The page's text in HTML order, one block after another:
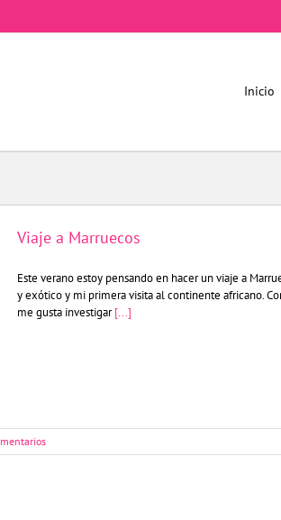
Inicio
Viaje a Marruecos
Este verano estoy pensando en hacer un viaje a
y exótico y mi primera visita al continente africano.
me gusta investigar[...]